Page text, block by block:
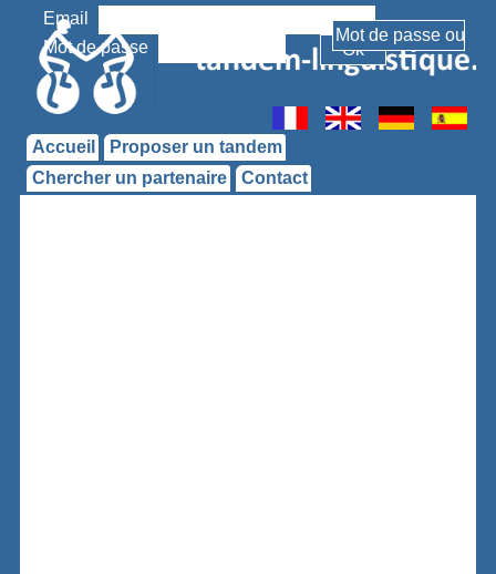
Email
Mot de passe
Accueil
Proposer un tandem
Chercher un partenaire
Contact